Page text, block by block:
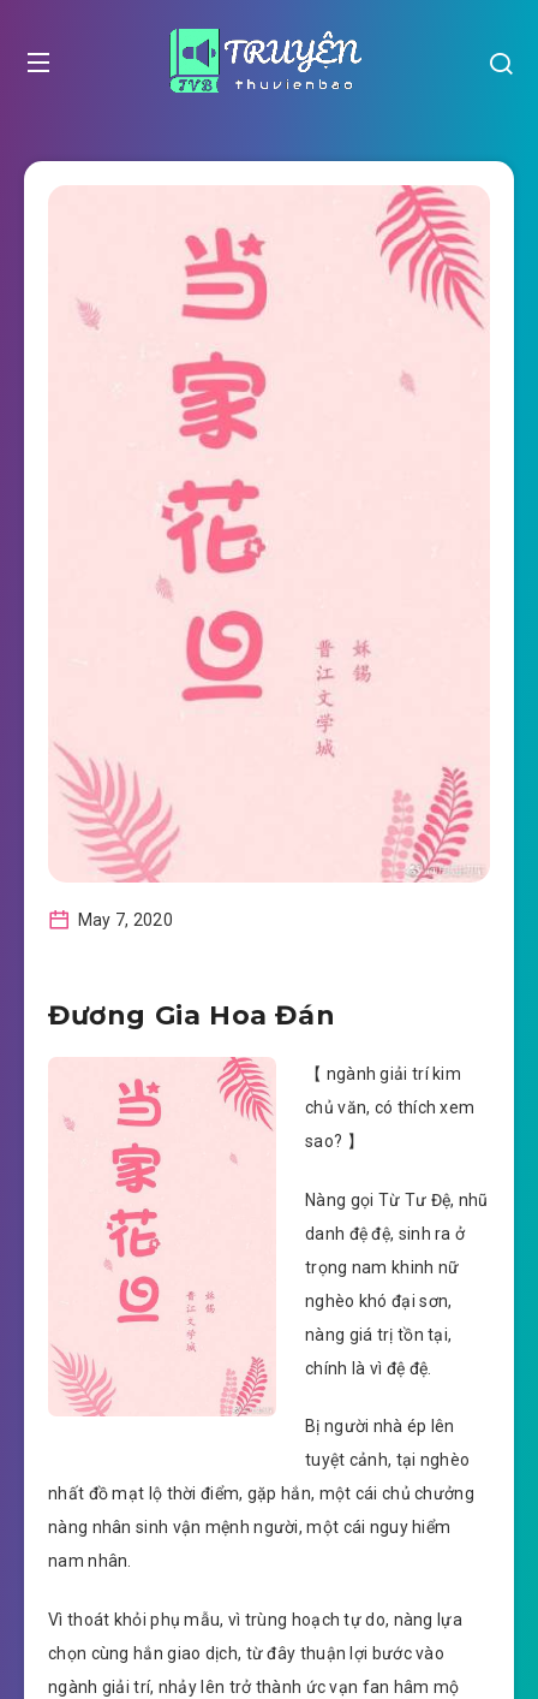
May 7, 2020
Đương Gia Hoa Đán
【 ngành giải trí kim
chủ văn, có thích xem
sao? 】
Nàng gọi Từ Tư Đệ, nhũ
danh đệ đệ, sinh ra ở
trọng nam khinh nữ
nghèo khó đại sơn,
nàng giá trị tồn tại,
chính là vì đệ đệ.
Bị người nhà ép lên
tuyệt cảnh, tại nghèo
nhất đồ mạt lộ thời điểm, gặp hắn, một cái chủ chưởng
nàng nhân sinh vận mệnh người, một cái nguy hiểm
nam nhân.
Vì thoát khỏi phụ mẫu, vì trùng hoạch tự do, nàng lựa
chọn cùng hắn giao dịch, từ đây thuận lợi bước vào
ngành giải trí, nhảy lên trở thành ức vạn fan hâm mộ